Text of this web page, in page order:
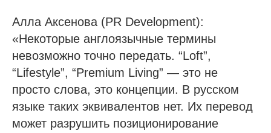
Алла Аксенова (PR Development):
«Некоторые англоязычные термины
невозможно точно передать. “Loft”,
“Lifestyle”, “Premium Living” — это не
просто слова, это концепции. В русском
языке таких эквивалентов нет. Их перевод
может разрушить позиционирование